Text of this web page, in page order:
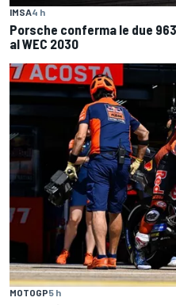
IMSA4 h
Porsche conferma le due
al WEC 2030
MOTOGP5 h